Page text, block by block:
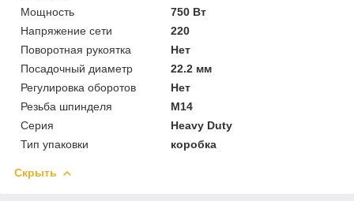
Мощность
750 Вт
Напряжение сети
220
Поворотная рукоятка
Нет
Посадочный диаметр
22.2 мм
Регулировка оборотов
Нет
Резьба шпинделя
M14
Серия
Heavy Duty
Тип упаковки
коробка
Скрыть